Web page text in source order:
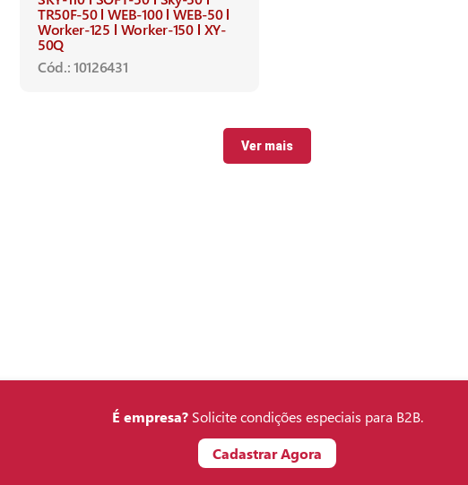
TR50F-50 WEB-100 WEB-50
Worker-125
Worker-150 XY-
50Q
Cód.: 10126431
Ver mais
É empresa?Solicite condições especiais para B2B.
Cadastrar Agora